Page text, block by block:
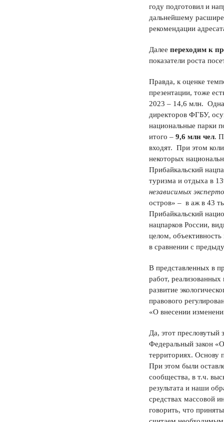
году подготовил и
дальнейшему
рекомендации
Далее переходим к
показатели роста
Правда, к оценке
презентации, тоже
2023 – 14,6 млн.
директоров ФГБУ,
национальные парки
итого – 9,6 млн чел.
входят. При этом
некоторых
Прибайкальский
туризма и отдыха в
независимых
остров» – в аж в 43
Прибайкальский
нацпарков России,
целом,
в сравнении с
В представленных в
работ, реализованных
развитие
правового
«О внесении
Да, этот пресловутый
Федеральный закон
территориях. Основу
При этом были
сообщества, в т.ч.
результата и наши
средствах массовой
говорить, что